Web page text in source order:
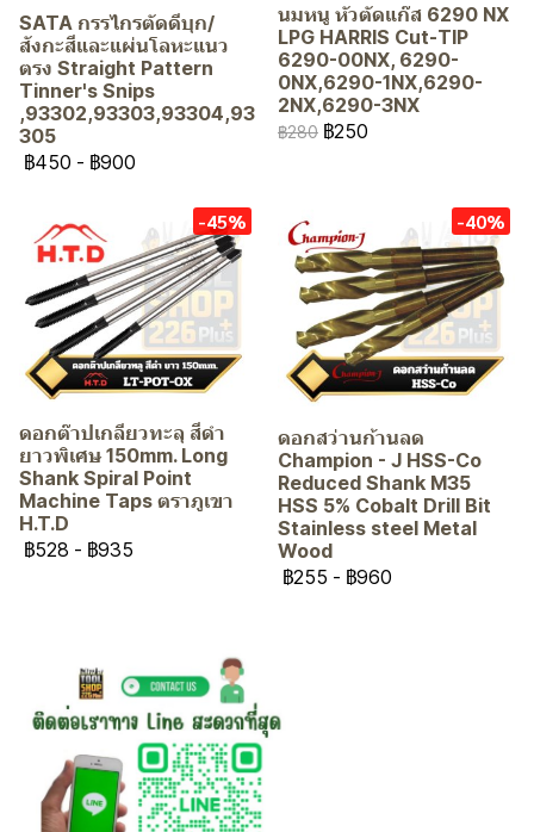
SATA กรรไกรตัดดีบุก/
สังกะสีและแผ่นโลหะแนว
ตรง Straight Pattern
Tinner's Snips
,93302,93303,93304,93
305
฿450 - ฿900
นมหนู หัวตัดแก๊ส 6290 NX
LPG HARRIS Cut-TIP
6290-00NX, 6290-
0NX,6290-1NX,6290-
2NX,6290-3NX
฿280 ฿250
-45%
ดอกต๊าปเกลียวทะลุ สีดำ
ยาวพิเศษ 150mm. Long
Shank Spiral Point
Machine Taps ตราภูเขา
H.T.D
฿528 - ฿935
-40%
ดอกสว่านก้านลด
Champion - J HSS-Co
Reduced Shank M35
HSS 5% Cobalt Drill Bit
Stainless steel Metal
Wood
฿255 - ฿960